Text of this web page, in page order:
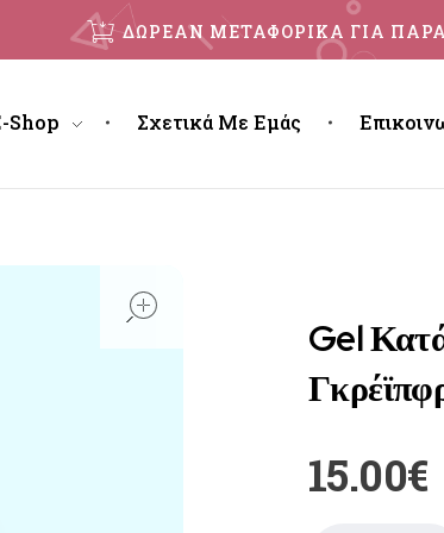
ΔΩΡΕΑΝ ΜΕΤΑΦΟΡΙΚΑ ΓΙΑ
Shop Σχετικά Με Εμάς
Gel
15.00€